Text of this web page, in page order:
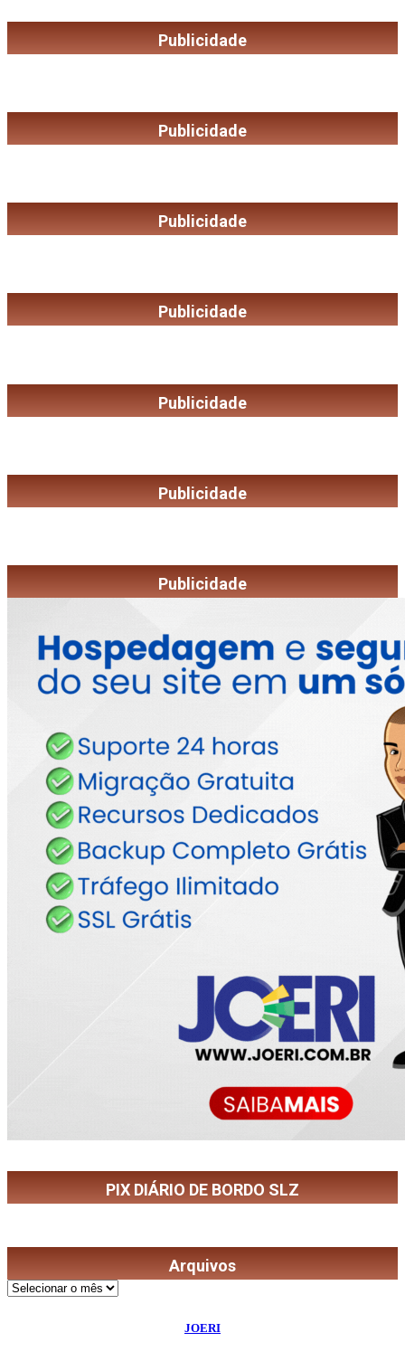
Publicidade
Publicidade
Publicidade
Publicidade
Publicidade
Publicidade
Publicidade
PIX DIÁRIO DE BORDO SLZ
Arquivos
Arquivos
JOERI